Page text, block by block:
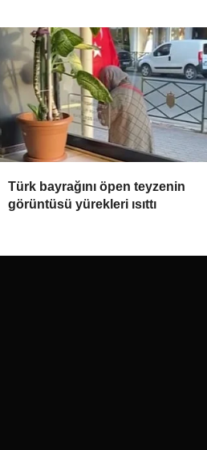
Türk bayrağını öpen teyzenin
görüntüsü yürekleri ısıttı